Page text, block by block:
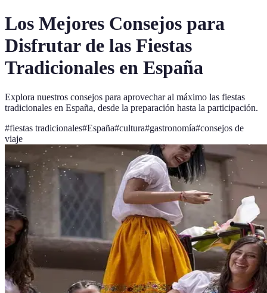
Los Mejores Consejos para
Disfrutar de las Fiestas
Tradicionales en España
Explora nuestros consejos para aprovechar al máximo las fiestas
tradicionales en España, desde la preparación hasta la participación.
#fiestas tradicionales#España#cultura#gastronomía#consejos de
viaje